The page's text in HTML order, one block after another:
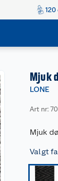
Mjuk
LONE
Art nr:
Mjuk
Valgt